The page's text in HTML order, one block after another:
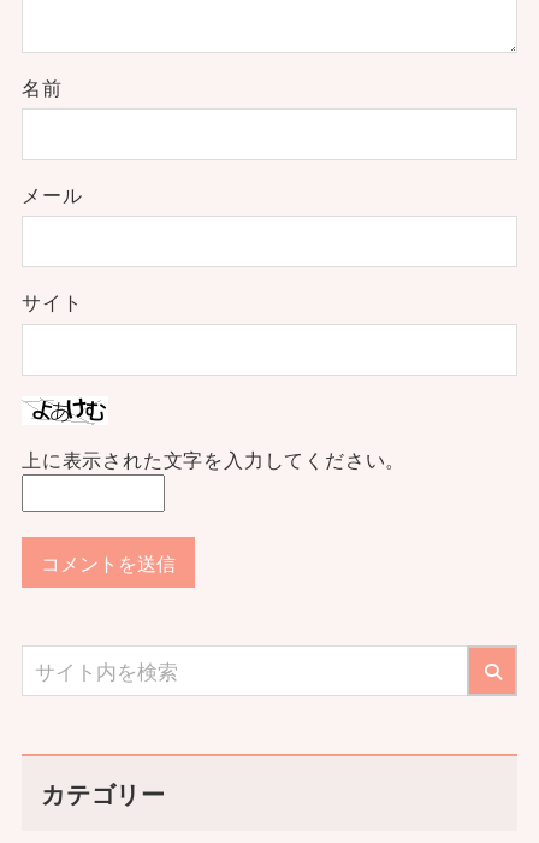
名前
メール
サイト
上に表示された文字を入力してください。
カテゴリー